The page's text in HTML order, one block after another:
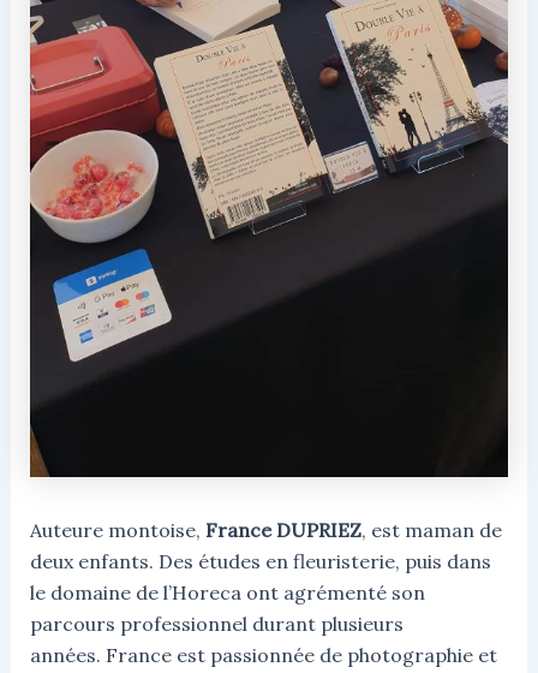
Auteure montoise, France DUPRIEZ, est maman de
deux enfants. Des études en fleuristerie, puis dans
le domaine de l’Horeca ont agrémenté son
parcours professionnel durant plusieurs
années. France est passionnée de photographie et